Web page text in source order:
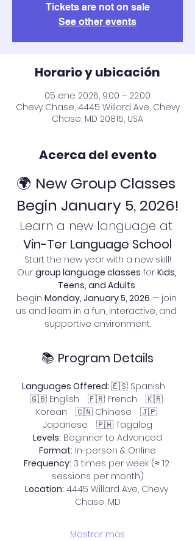
Tickets are not on sale
See other events
Horario y ubicación
05 ene 2026, 9:00 – 22:00
Chevy Chase, 4445 Willard Ave, Chevy
Chase, MD 20815, USA
Acerca del evento
🌍 New Group Classes
Begin January 5, 2026!
Learn a new language at
Vin-Ter Language School
Start the new year with a new skill!
Our group language classes for Kids,
Teens, and Adults
begin Monday, January 5, 2026 — join
us and learn in a fun, interactive, and
supportive environment.
📚 Program Details
Languages Offered: 🇪🇸 Spanish
🇬🇧 English 🇫🇷 French 🇰🇷
Korean 🇨🇳 Chinese 🇯🇵
Japanese 🇵🇭 Tagalog
Levels: Beginner to Advanced
Format: In-person & Online
Frequency: 3 times per week (≈ 12
sessions per month)
Location: 4445 Willard Ave, Chevy
Chase, MD
Mostrar más